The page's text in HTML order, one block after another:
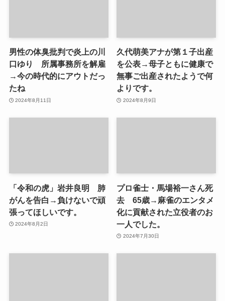
男性の体臭批判で炎上の川
口ゆり 所属事務所を解雇
→今の時代的にアウトだっ
たね
2024年8月11日
久代萌美アナが第１子出産
を公表→母子ともに健康で
無事ご出産されたようで何
よりです。
2024年8月9日
「令和の虎」岩井良明 肺
がんを告白→負けないで頑
張ってほしいです。
2024年8月2日
プロ雀士・馬場裕一さん死
去 65歳→麻雀のエンタメ
化に貢献された立役者のお
一人でした。
2024年7月30日